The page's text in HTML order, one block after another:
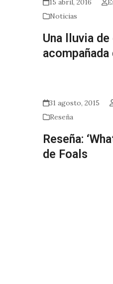
15 abril, 2016
Noticias
Una lluvia
acompañada
31 agosto, 2015
Reseña
Reseña:
de Foals